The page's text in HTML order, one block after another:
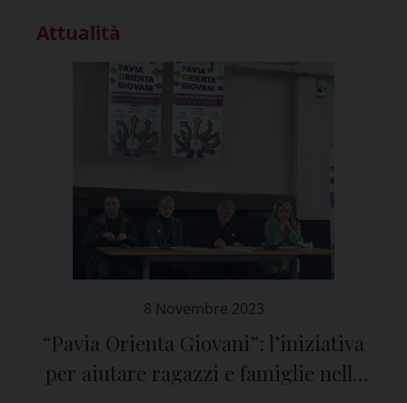
Attualità
8 Novembre 2023
“Pavia Orienta Giovani”: l’iniziativa
per aiutare ragazzi e famiglie nella